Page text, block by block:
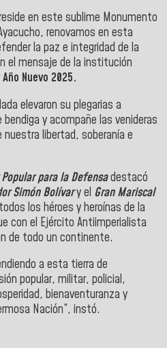
en este sublime Monumento
renovamos en esta
la paz e integridad de la
el mensaje de la institución
Nuevo 2025.
elevaron su plegarias a
y acompañe las venideras
nuestra libertad, soberanía e
para la Defensadestacó
Simón Bolívary el Gran Mariscal
los héroes y heroínas de la
con el Ejército Antiimperialista
de todo un continente.
a esta tierra de
popular, militar, policial,
bienaventuranza y
Nación”, instó.